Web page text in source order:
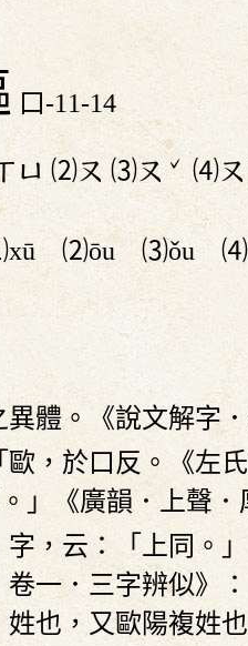
口-11-14
ㄩ ⑵ㄡ ⑶ㄡ ˇ ⑷ㄡ
⑵ōu ⑶ǒu
異體。《說文解字
，於口反。《左
」《廣韻．上聲
，云：「上同。
卷一．三字辨似》
也，又歐陽複姓